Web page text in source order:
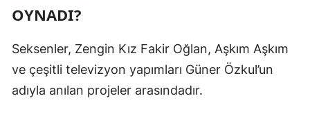
OYNADI?
Seksenler, Zengin Kız Fakir Oğlan, Aşkım Aşkım
ve çeşitli televizyon yapımları Güner Özkul’un
adıyla anılan projeler arasındadır.